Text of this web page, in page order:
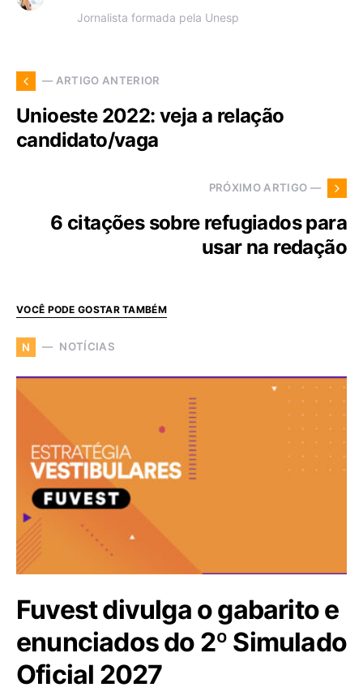
Jornalista formada pela Unesp
— ARTIGO ANTERIOR
Unioeste 2022: veja a relação
candidato/vaga
PRÓXIMO ARTIGO —
6 citações sobre refugiados para
usar na redação
VOCÊ PODE GOSTAR TAMBÉM
N NOTÍCIAS
Fuvest divulga o gabarito e
enunciados do 2º Simulado
Oficial 2027